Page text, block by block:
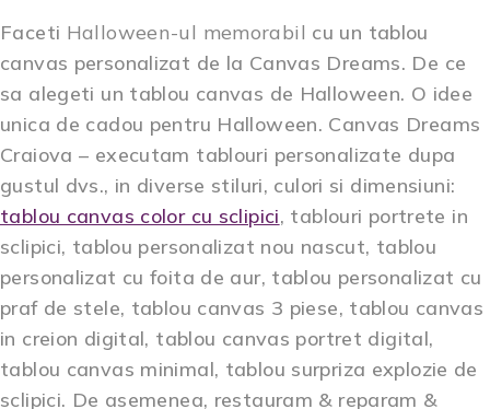
Faceti Halloween-ul memorabil cu un tablou
canvas personalizat de la Canvas Dreams. De ce
sa alegeti un tablou canvas de Halloween. O idee
unica de cadou pentru Halloween. Canvas Dreams
Craiova – executam tablouri personalizate dupa
gustul dvs., in diverse stiluri, culori si dimensiuni:
tablou canvas color cu sclipici, tablouri portrete in
sclipici, tablou personalizat nou nascut, tablou
personalizat cu foita de aur, tablou personalizat cu
praf de stele, tablou canvas 3 piese, tablou canvas
in creion digital, tablou canvas portret digital,
tablou canvas minimal, tablou surpriza explozie de
sclipici. De asemenea, restauram & reparam &